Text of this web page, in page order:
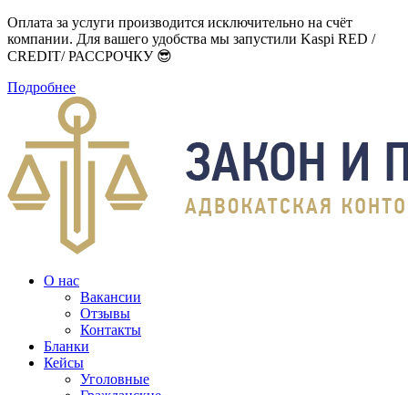
Оплата за услуги производится исключительно на счёт
компании. Для вашего удобства мы запустили Kaspi RED /
CREDIT/ РАССРОЧКУ 😎
Подробнее
О нас
Вакансии
Отзывы
Контакты
Бланки
Кейсы
Уголовные